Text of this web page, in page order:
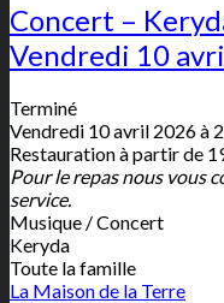
Concert –
Vendredi 10
Terminé
Vendredi 10 avril 2026 à
Restauration à partir de
Pour le repas nous vous
service.
Musique / Concert
Keryda
Toute la famille
La Maison de la Terre